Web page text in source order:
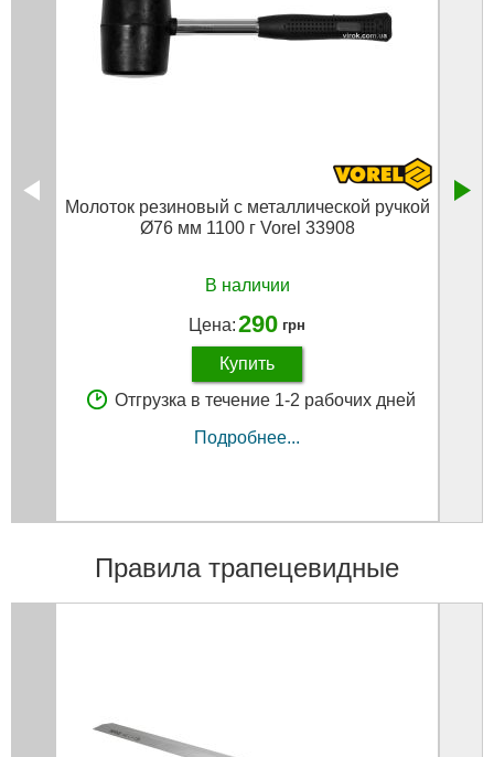
Молоток резиновый с металлической ручкой
Ø76 мм 1100 г Vorel 33908
В наличии
Цена:290 грн
Купить
Отгрузка в течение 1-2 рабочих дней
Подробнее...
Правила трапецевидные